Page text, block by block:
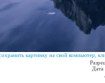
картинку на свой компьютер,
Дата